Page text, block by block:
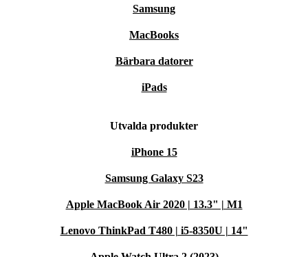
Samsung
MacBooks
Bärbara datorer
iPads
Utvalda produkter
iPhone 15
Samsung Galaxy S23
Apple MacBook Air 2020 | 13.3" | M1
Lenovo ThinkPad T480 | i5-8350U | 14"